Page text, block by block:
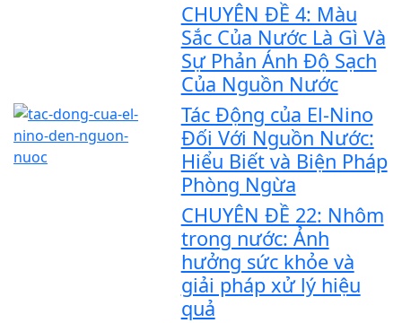
CHUYÊN ĐỀ 4: Màu
Sắc Của Nước Là Gì Và
Sự Phản Ánh Độ Sạch
Của Nguồn Nước
Tác Động của El-Nino
Đối Với Nguồn Nước:
Hiểu Biết và Biện Pháp
Phòng Ngừa
CHUYÊN ĐỀ 22: Nhôm
trong nước: Ảnh
hưởng sức khỏe và
giải pháp xử lý hiệu
quả